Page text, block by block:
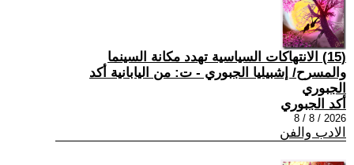
(15) الانتهاكات السياسية تهدد مكانة السينما
والمسرح/ إشبيليا الجبوري - ت: من اليابانية أكد
الجبوري
أكد الجبوري
2026 / 8 / 8
الادب والفن